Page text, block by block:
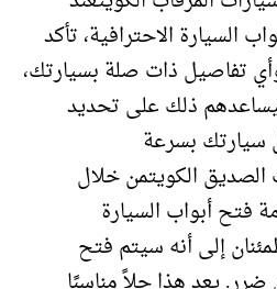
السيارة الاحترافية، تأكد
تفاصيل ذات صلة بسيارتك،
ذلك على تحديد
سيارتك بسرعة
الكويتمن خلال
فتح أبواب السيارة
إلى أنه سيتم فتح